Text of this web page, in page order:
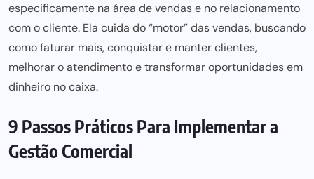
especificamente na área de vendas e no relacionamento
com o cliente. Ela cuida do “motor” das vendas, buscando
como faturar mais, conquistar e manter clientes,
melhorar o atendimento e transformar oportunidades em
dinheiro no caixa.
9 Passos Práticos Para Implementar a
Gestão Comercial